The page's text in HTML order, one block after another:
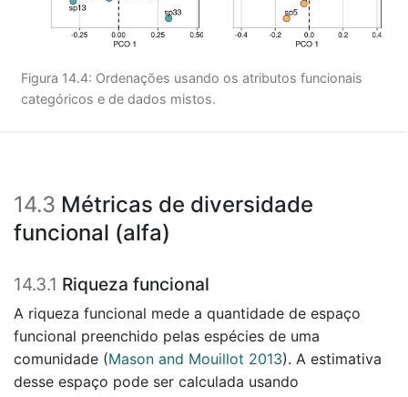
Figura 14.4: Ordenações usando os atributos funcionais
categóricos e de dados mistos.
14.3 Métricas de diversidade
funcional (alfa)
14.3.1 Riqueza funcional
A riqueza funcional mede a quantidade de espaço
funcional preenchido pelas espécies de uma
comunidade (Mason and Mouillot 2013). A estimativa
desse espaço pode ser calculada usando